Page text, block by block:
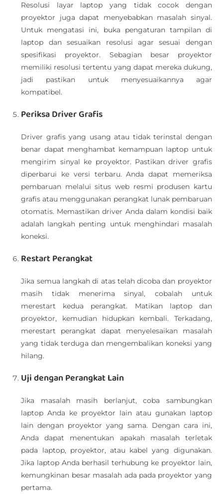
Resolusi layar laptop yang tidak cocok dengan
proyektor juga dapat menyebabkan masalah sinyal.
Untuk mengatasi ini, buka pengaturan tampilan di
laptop dan sesuaikan resolusi agar sesuai dengan
spesifikasi proyektor. Sebagian besar proyektor
memiliki resolusi tertentu yang dapat mereka dukung,
jadi pastikan untuk menyesuaikannya agar
kompatibel.
Periksa Driver Grafis
Driver grafis yang usang atau tidak terinstal dengan
benar dapat menghambat kemampuan laptop untuk
mengirim sinyal ke proyektor. Pastikan driver grafis
diperbarui ke versi terbaru. Anda dapat memeriksa
pembaruan melalui situs web resmi produsen kartu
grafis atau menggunakan perangkat lunak pembaruan
otomatis. Memastikan driver Anda dalam kondisi baik
adalah langkah penting untuk menghindari masalah
koneksi.
Restart Perangkat
Jika semua langkah di atas telah dicoba dan proyektor
masih tidak menerima sinyal, cobalah untuk
merestart kedua perangkat. Matikan laptop dan
proyektor, kemudian hidupkan kembali. Terkadang,
merestart perangkat dapat menyelesaikan masalah
yang tidak terduga dan mengembalikan koneksi yang
hilang.
Uji dengan Perangkat Lain
Jika masalah masih berlanjut, coba sambungkan
laptop Anda ke proyektor lain atau gunakan laptop
lain dengan proyektor yang sama. Dengan cara ini,
Anda dapat menentukan apakah masalah terletak
pada laptop, proyektor, atau kabel yang digunakan.
Jika laptop Anda berhasil terhubung ke proyektor lain,
kemungkinan besar masalah ada pada proyektor yang
pertama.